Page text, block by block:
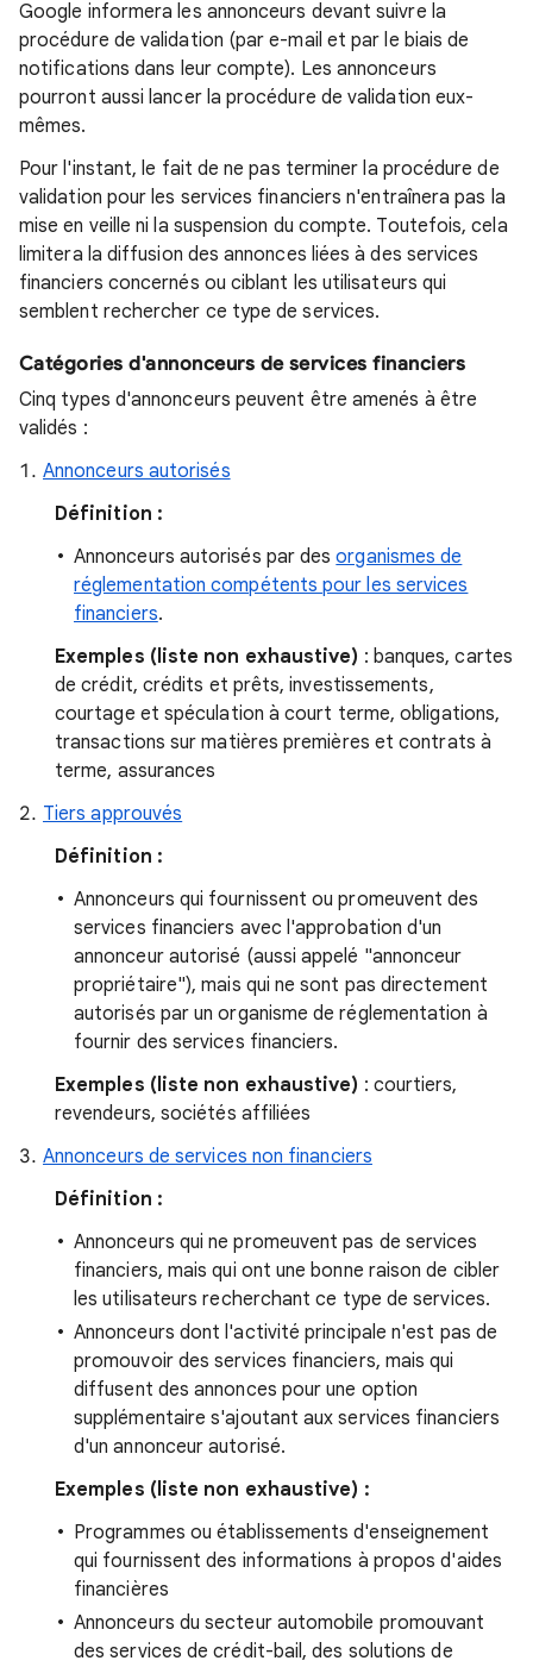
Google informera les annonceurs devant suivre la
procédure de validation (par e-mail et par le biais de
notifications dans leur compte). Les annonceurs
pourront aussi lancer la procédure de validation eux-
mêmes.
Pour l'instant, le fait de ne pas terminer la procédure de
validation pour les services financiers n'entraînera pas la
mise en veille ni la suspension du compte. Toutefois, cela
limitera la diffusion des annonces liées à des services
financiers concernés ou ciblant les utilisateurs qui
semblent rechercher ce type de services.
Catégories d'annonceurs de services financiers
Cinq types d'annonceurs peuvent être amenés à être
validés :
Annonceurs autorisés
Définition :
Annonceurs autorisés par desorganismes de
réglementation compétents pour les services
financiers.
Exemples (liste non exhaustive) : banques, cartes
de crédit, crédits et prêts, investissements,
courtage et spéculation à court terme, obligations,
transactions sur matières premières et contrats à
terme, assurances
Tiers approuvés
Définition :
Annonceurs qui fournissent ou promeuvent des
services financiers avec l'approbation d'un
annonceur autorisé (aussi appelé "annonceur
propriétaire"), mais qui ne sont pas directement
autorisés par un organisme de réglementation à
fournir des services financiers.
Exemples (liste non exhaustive) : courtiers,
revendeurs, sociétés affiliées
Annonceurs de services non financiers
Définition :
Annonceurs qui ne promeuvent pas de services
financiers, mais qui ont une bonne raison de cibler
les utilisateurs recherchant ce type de services.
Annonceurs dont l'activité principale n'est pas de
promouvoir des services financiers, mais qui
diffusent des annonces pour une option
supplémentaire s'ajoutant aux services financiers
d'un annonceur autorisé.
Exemples (liste non exhaustive) :
Programmes ou établissements d'enseignement
qui fournissent des informations à propos d'aides
financières
Annonceurs du secteur automobile promouvant
des services de crédit-bail, des solutions de